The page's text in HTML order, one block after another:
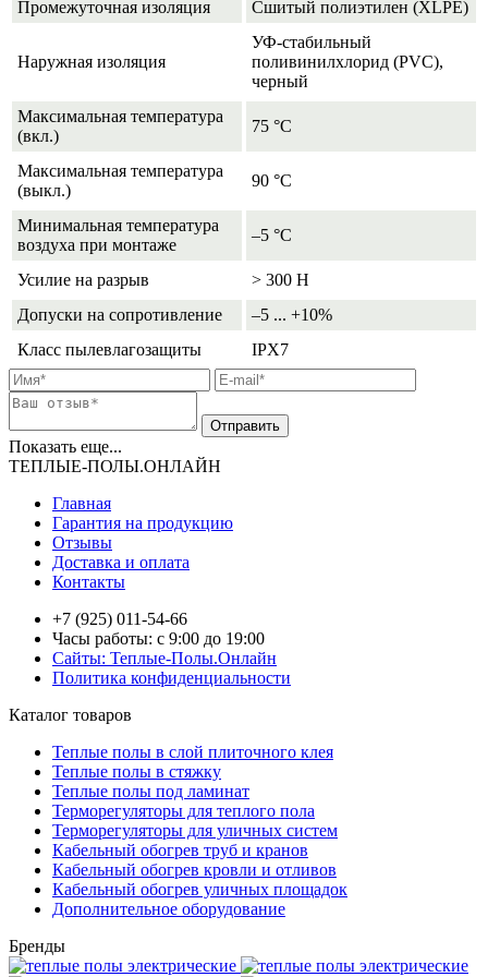
Промежуточная изоляция Сшитый полиэтилен (XLPE)
Наружная изоляция
УФ-стабильный
поливинилхлорид (PVC),
черный
Максимальная температура
(вкл.)
75 °С
Максимальная температура
(выкл.)
90 °С
Минимальная температура
воздуха при монтаже
–5 °С
Усилие на разрыв
> 300 Н
Допуски на сопротивление
–5 ... +10%
Класс пылевлагозащиты
IPX7
Показать еще...
ТЕПЛЫЕ-ПОЛЫ.ОНЛАЙН
Главная
Гарантия на продукцию
Отзывы
Доставка и оплата
Контакты
+7 (925) 011-54-66
Часы работы: с 9:00 до 19:00
Сайты: Теплые-Полы.Онлайн
Политика конфиденциальности
Каталог товаров
Теплые полы в слой плиточного клея
Теплые полы в стяжку
Теплые полы под ламинат
Терморегуляторы для теплого пола
Терморегуляторы для уличных систем
Кабельный обогрев труб и кранов
Кабельный обогрев кровли и отливов
Кабельный обогрев уличных площадок
Дополнительное оборудование
Бренды